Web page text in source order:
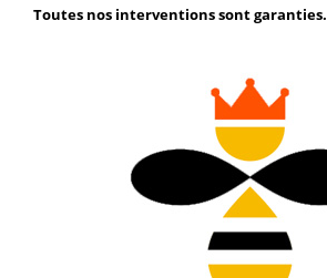
Toutes nos interventions sont garanties.